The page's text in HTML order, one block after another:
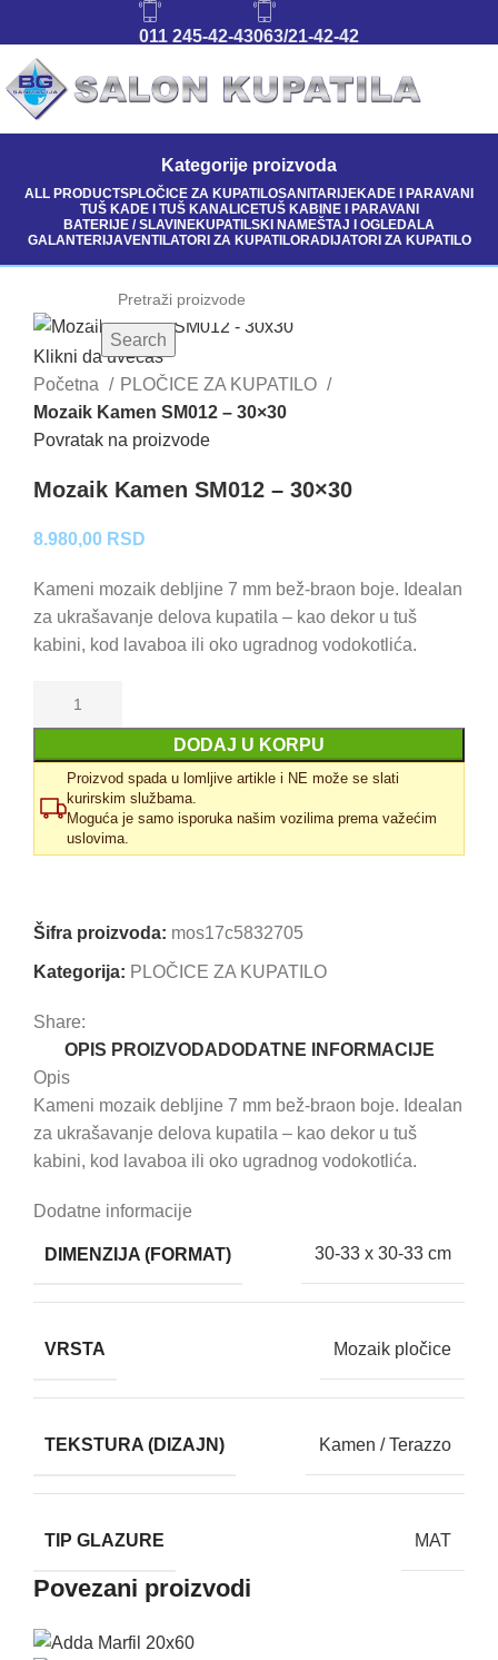
011 245-42-43063/21-42-42
Kategorije proizvoda
ALL PRODUCTSPLOČICE ZA KUPATILOSANITARIJEKADE I PARAVANI
TUŠ KADE I TUŠ KANALICETUŠ KABINE I PARAVANI
BATERIJE / SLAVINEKUPATILSKI NAMEŠTAJ I OGLEDALA
GALANTERIJAVENTILATORI ZA KUPATILORADIJATORI ZA KUPATILO
Search
Klikni da uvećaš
Početna
PLOČICE ZA KUPATILO
Mozaik Kamen SM012 – 30×30
Povratak na proizvode
Mozaik Kamen SM012 – 30×30
8.980,00 RSD
Kameni mozaik debljine 7 mm bež-braon boje. Idealan
za ukrašavanje delova kupatila – kao dekor u tuš
kabini, kod lavaboa ili oko ugradnog vodokotlića.
DODAJ U KORPU
Proizvod spada u lomljive artikle i NE može se slati
kurirskim službama.
Moguća je samo isporuka našim vozilima prema važećim
uslovima.
Šifra proizvoda: mos17c5832705
Kategorija: PLOČICE ZA KUPATILO
Share:
OPIS PROIZVODA DODATNE INFORMACIJE
Opis
Kameni mozaik debljine 7 mm bež-braon boje. Idealan
za ukrašavanje delova kupatila – kao dekor u tuš
kabini, kod lavaboa ili oko ugradnog vodokotlića.
Dodatne informacije
DIMENZIJA (FORMAT) 30-33 x 30-33 cm
VRSTA Mozaik pločice
TEKSTURA (DIZAJN) Kamen / Terazzo
TIP GLAZURE MAT
Povezani proizvodi